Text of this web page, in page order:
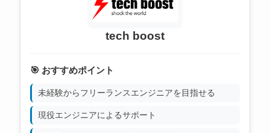
tech boost
🎯 おすすめポイント
未経験からフリーランスエンジニアを目指せる
現役エンジニアによるサポート